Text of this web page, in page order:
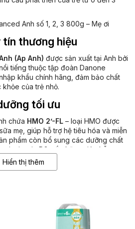
tín thương hiệu
(Ap Anh) được sản xuất tại Anh bởi
tiếng thuộc tập đoàn Danone
khẩu chính hãng, đảm bảo chất
của trẻ nhỏ.
tối ưu
chứa HMO 2’-FL – loại HMO được
mẹ, giúp hỗ trợ hệ tiêu hóa và miễn
phẩm còn bổ sung các dưỡng chất
vitamin D3, sắt, kẽm, giúp hỗ trợ
hệ xương của trẻ.
bổ sung
sinh tự nhiên có trong rau quả, giúp
thúc đẩy khả năng hấp thu và tiêu
trạng táo bón.
Hiển thị thêm